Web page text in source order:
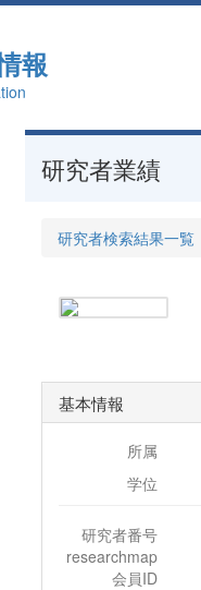
報
研究者業績
研究者検索結果一覧
基本情報
所属
学位
研究者番号
researchmap
会員ID